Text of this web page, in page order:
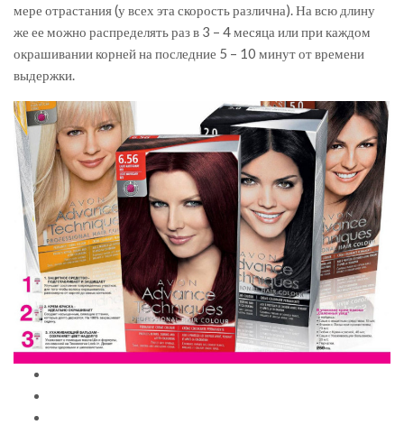
мере отрастания (у всех эта скорость различна). На всю длину
же ее можно распределять раз в 3 – 4 месяца или при каждом
окрашивании корней на последние 5 – 10 минут от времени
выдержки.